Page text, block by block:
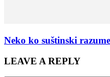
Neko ko suštinski
LEAVE A REPLY